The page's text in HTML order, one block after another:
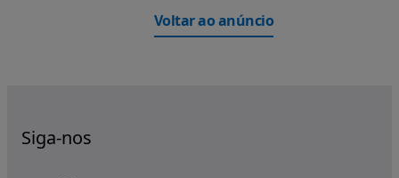
Voltar ao anúncio
Siga-nos